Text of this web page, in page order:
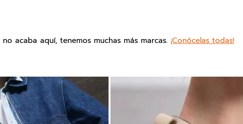
no acaba aquí, tenemos muchas más marcas. ¡Conócelas todas!